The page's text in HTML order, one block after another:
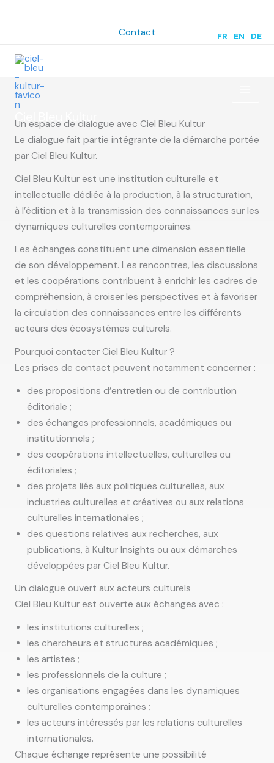
FR EN DE
Ciel Bleu Kultur
Contact
Un espace de dialogue avec Ciel Bleu Kultur
Le dialogue fait partie intégrante de la démarche portée
par Ciel Bleu Kultur.
Ciel Bleu Kultur est une institution culturelle et
intellectuelle dédiée à la production, à la structuration,
à l’édition et à la transmission des connaissances sur les
dynamiques culturelles contemporaines.
Les échanges constituent une dimension essentielle
de son développement. Les rencontres, les discussions
et les coopérations contribuent à enrichir les cadres de
compréhension, à croiser les perspectives et à favoriser
la circulation des connaissances entre les différents
acteurs des écosystèmes culturels.
Pourquoi contacter Ciel Bleu Kultur ?
Les prises de contact peuvent notamment concerner :
des propositions d’entretien ou de contribution
éditoriale ;
des échanges professionnels, académiques ou
institutionnels ;
des coopérations intellectuelles, culturelles ou
éditoriales ;
des projets liés aux politiques culturelles, aux
industries culturelles et créatives ou aux relations
culturelles internationales ;
des questions relatives aux recherches, aux
publications, à Kultur Insights ou aux démarches
développées par Ciel Bleu Kultur.
Un dialogue ouvert aux acteurs culturels
Ciel Bleu Kultur est ouverte aux échanges avec :
les institutions culturelles ;
les chercheurs et structures académiques ;
les artistes ;
les professionnels de la culture ;
les organisations engagées dans les dynamiques
culturelles contemporaines ;
les acteurs intéressés par les relations culturelles
internationales.
Chaque échange représente une possibilité